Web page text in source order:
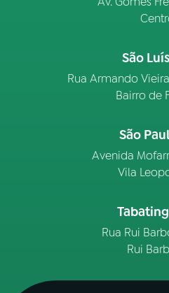
São
Rua Armando
Bairro de
São
Avenida
Vila
Rua Rui
Rui